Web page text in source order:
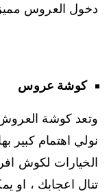
دخول العروس
كوشة عروس
وتعد كوشة
نولي اهتمام كبير
الخيارات لكوش
تنال اعجابك ،